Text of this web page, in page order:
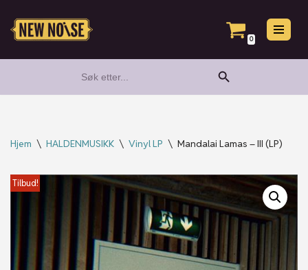
Hopp
0
for:
Search Button
Hjem \ HALDENMUSIKK \ Vinyl LP \ Mandalai Lamas – III (LP)
Tilbud!